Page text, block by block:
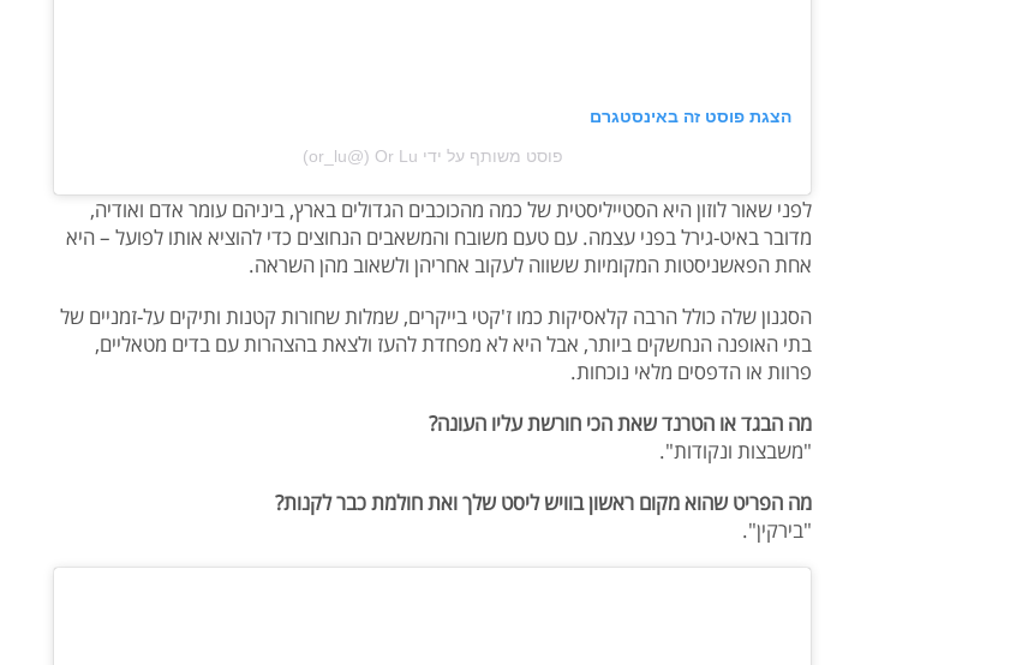
הצגת פוסט זה באינסטגרם
פוסט משותף על ידי ‏‎Or Lu‎‏ (@‏‎or_lu‎‏)
לפני שאור לוזון היא הסטייליסטית של כמה מהכוכבים הגדולים בארץ, ביניהם עומר אדם ואודיה,
מדובר באיט-גירל בפני עצמה. עם טעם משובח והמשאבים הנחוצים כדי להוציא אותו לפועל – היא
אחת הפאשניסטות המקומיות ששווה לעקוב אחריהן ולשאוב מהן השראה.
הסגנון שלה כולל הרבה קלאסיקות כמו ז'קטי בייקרים, שמלות שחורות קטנות ותיקים על-זמניים של
בתי האופנה הנחשקים ביותר, אבל היא לא מפחדת להעז ולצאת בהצהרות עם בדים מטאליים,
פרוות או הדפסים מלאי נוכחות.
מה הבגד או הטרנד שאת הכי חורשת עליו העונה?
"משבצות ונקודות".
מה הפריט שהוא מקום ראשון בוויש ליסט שלך ואת חולמת כבר לקנות?
"בירקין".